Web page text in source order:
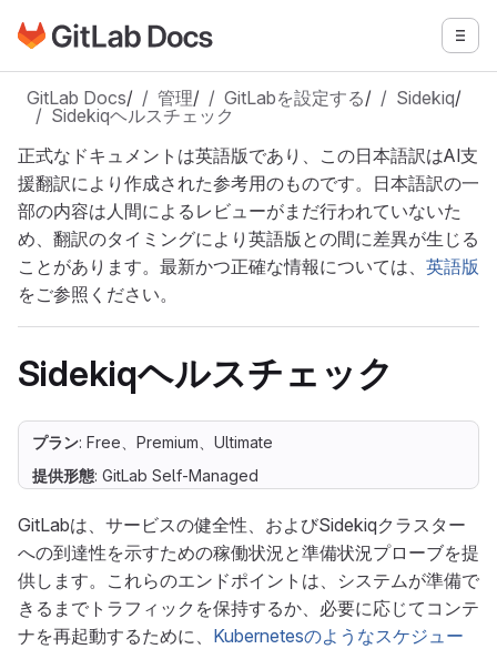
メインコンテンツにスキップ
GitLabドキュメントのホームページに移動 メニ
GitLab Docs/ 管理/ GitLabを設定する/ Sidekiq/
Sidekiqヘルスチェック
正式なドキュメントは英語版であり、この日本語訳はAI支
援翻訳により作成された参考用のものです。日本語訳の一
部の内容は人間によるレビューがまだ行われていないた
め、翻訳のタイミングにより英語版との間に差異が生じる
ことがあります。最新かつ正確な情報については、 英語版
をご参照ください。
Sidekiqヘルスチェック
プラン: Free、Premium、Ultimate
提供形態: GitLab Self-Managed
GitLabは、サービスの健全性、およびSidekiqクラスター
への到達性を示すための稼働状況と準備状況プローブを提
供します。これらのエンドポイントは、システムが準備で
きるまでトラフィックを保持するか、必要に応じてコンテ
ナを再起動するために、 Kubernetesのようなスケジュー